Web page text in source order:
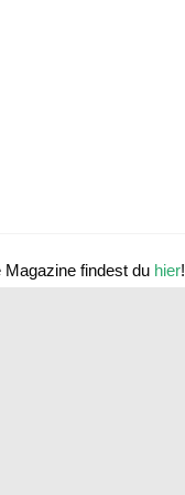
Magazine findest du hier!